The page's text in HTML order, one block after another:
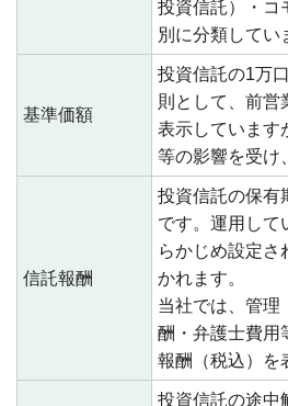
投資信託）・コ
別に分類してい
基準価額
投資信託の1万
則として、前営
表示しています
等の影響を受け
信託報酬
投資信託の保有
です。運用して
らかじめ設定さ
かれます。
当社では、管理
酬・弁護士費用
報酬（税込）を
投資信託の途中